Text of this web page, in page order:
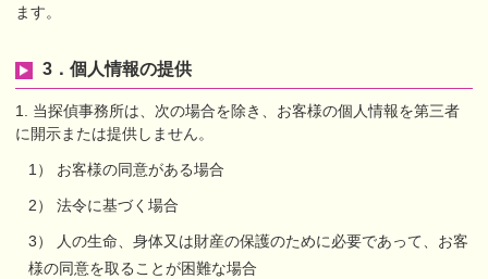
ます。
3．個人情報の提供
1. 当探偵事務所は、次の場合を除き、お客様の個人情報を第三者
に開示または提供しません。
1） お客様の同意がある場合
2） 法令に基づく場合
3） 人の生命、身体又は財産の保護のために必要であって、お客
様の同意を取ることが困難な場合